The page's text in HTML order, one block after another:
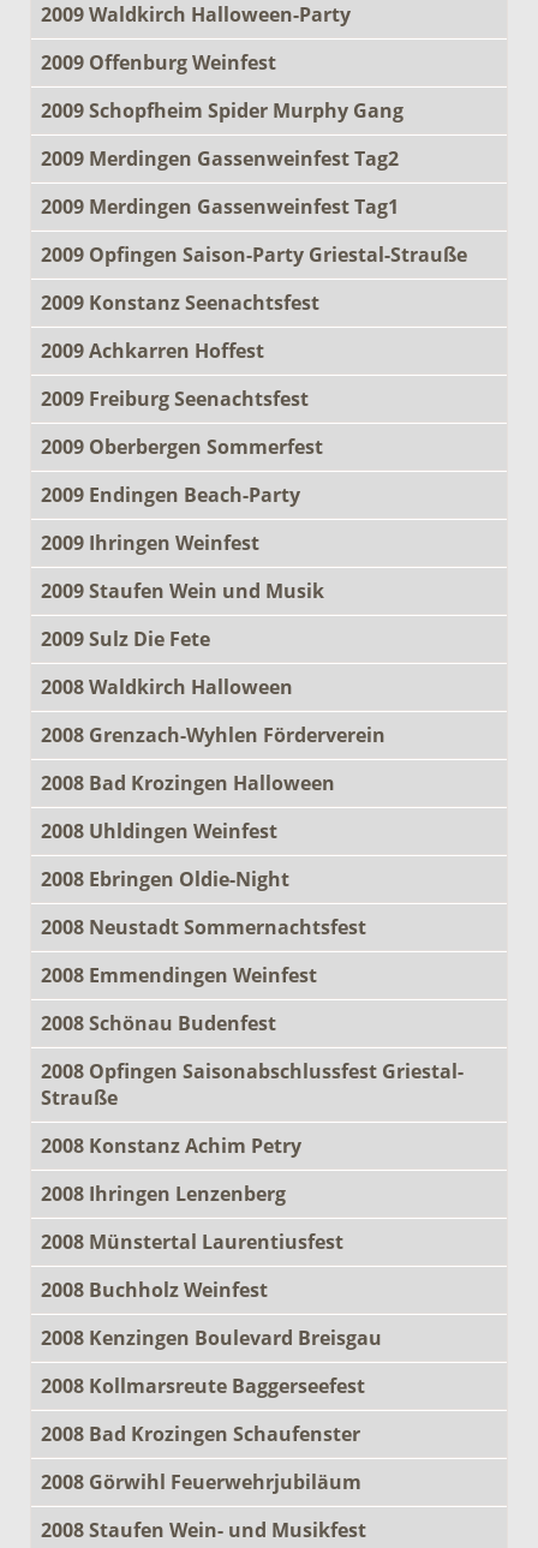
2009 Waldkirch Halloween-Party
2009 Offenburg Weinfest
2009 Schopfheim Spider Murphy Gang
2009 Merdingen Gassenweinfest Tag2
2009 Merdingen Gassenweinfest Tag1
2009 Opfingen Saison-Party Griestal-Strauße
2009 Konstanz Seenachtsfest
2009 Achkarren Hoffest
2009 Freiburg Seenachtsfest
2009 Oberbergen Sommerfest
2009 Endingen Beach-Party
2009 Ihringen Weinfest
2009 Staufen Wein und Musik
2009 Sulz Die Fete
2008 Waldkirch Halloween
2008 Grenzach-Wyhlen Förderverein
2008 Bad Krozingen Halloween
2008 Uhldingen Weinfest
2008 Ebringen Oldie-Night
2008 Neustadt Sommernachtsfest
2008 Emmendingen Weinfest
2008 Schönau Budenfest
2008 Opfingen Saisonabschlussfest Griestal-
Strauße
2008 Konstanz Achim Petry
2008 Ihringen Lenzenberg
2008 Münstertal Laurentiusfest
2008 Buchholz Weinfest
2008 Kenzingen Boulevard Breisgau
2008 Kollmarsreute Baggerseefest
2008 Bad Krozingen Schaufenster
2008 Görwihl Feuerwehrjubiläum
2008 Staufen Wein- und Musikfest